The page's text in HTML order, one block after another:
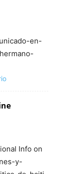
en-
Info on
y-